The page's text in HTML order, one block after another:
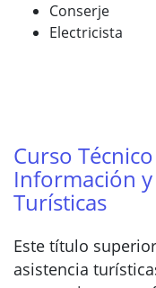
Conserje
Electricista
Curso
Información
Turísticas
Este título
asistencia